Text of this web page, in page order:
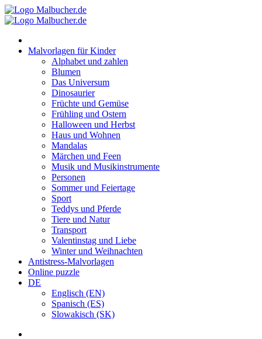
Zum
Inhalt
Malvorlagen für Kinder
Alphabet und zahlen
Blumen
Das Universum
Dinosaurier
Früchte und Gemüse
Frühling und Ostern
Halloween und Herbst
Haus und Wohnen
Mandalas
Märchen und Feen
Musik und Musikinstrumente
Personen
Sommer und Feiertage
Sport
Teddys und Pferde
Tiere und Natur
Transport
Valentinstag und Liebe
Winter und Weihnachten
Antistress-Malvorlagen
Online puzzle
DE
Englisch (EN)
Spanisch (ES)
Slowakisch (SK)